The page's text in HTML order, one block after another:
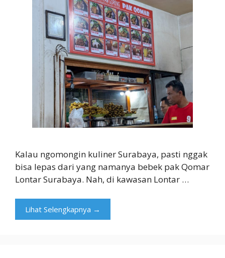
Kalau ngomongin kuliner Surabaya, pasti nggak
bisa lepas dari yang namanya bebek pak Qomar
Lontar Surabaya. Nah, di kawasan Lontar …
Lihat Selengkapnya →